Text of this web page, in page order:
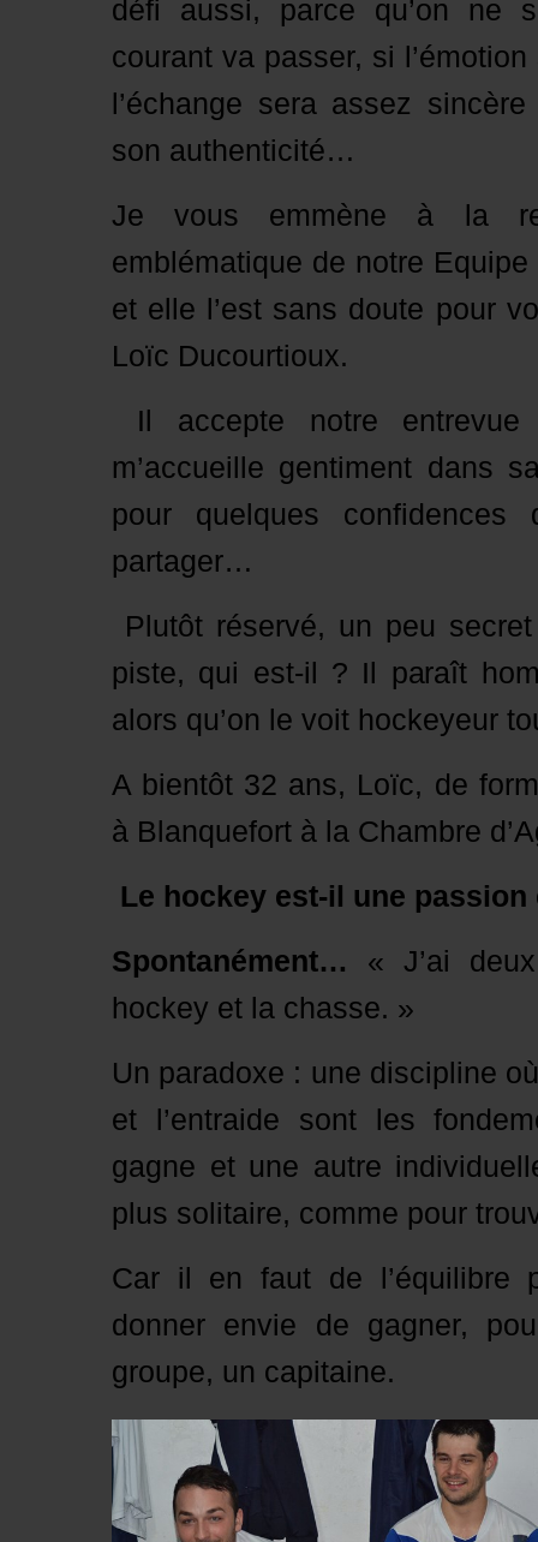
défi aussi, parce qu’on ne
courant va passer, si
l’échange sera assez
son authenticité…
Je vous emmène à la
emblématique de notre
et elle l’est sans doute pour
Loïc Ducourtioux.
Il accepte notre
m’accueille gentiment dans
pour quelques
partager…
Plutôt réservé, un peu
piste, qui est-il ? Il paraît
alors qu’on le voit hockeyeur
A bientôt 32 ans, Loïc, de
à Blanquefort à la Chambre
Le hockey est-il une passion
Spontanément… « J’ai
hockey et la chasse. »
Un paradoxe : une discipline
et l’entraide sont les
gagne et une autre
plus solitaire, comme pour
Car il en faut de l’équilibre
donner envie de gagner,
groupe, un capitaine.